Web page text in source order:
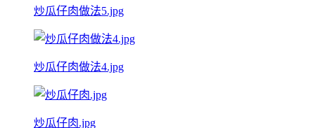
炒瓜仔肉做法5.jpg
炒瓜仔肉做法4.jpg
炒瓜仔肉.jpg